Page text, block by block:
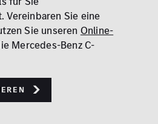
Vereinbaren Sie eine
Sie unseren Online-
Mercedes-Benz C-